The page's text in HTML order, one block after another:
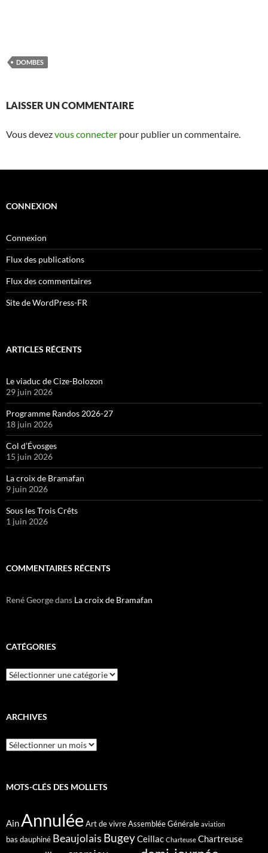
DOMBES
LAISSER UN COMMENTAIRE
Vous devezvous connecter pour publier un commentaire.
CONNEXION
Connexion
Flux des publications
Flux des commentaires
Site de WordPress-FR
ARTICLES RÉCENTS
Le viaduc de Cize-Bolozon
29 juin 2026
Programme Randos 2026-27
18 juin 2026
Col d’Évosges
15 juin 2026
La croix de Bramafan
9 juin 2026
Sous les Trois Crêts
1 juin 2026
COMMENTAIRES RÉCENTS
René Georgedans La croix de Bramafan
CATÉGORIES
Catégories
ARCHIVES
Archives
MOTS-CLÉS DES MOLLETS
Ain Annulée Art de vivreAssemblée Générale aviation
bas dauphiné Beaujolais BugeyCeillac Charteuse Chartreuse